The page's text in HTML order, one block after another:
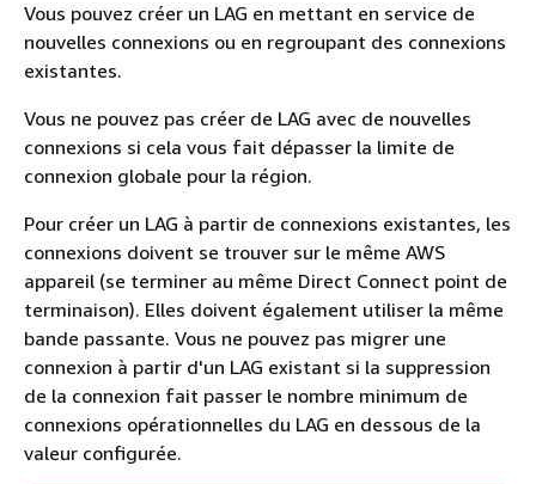
Vous pouvez créer un LAG en mettant en service de
nouvelles connexions ou en regroupant des connexions
existantes.
Vous ne pouvez pas créer de LAG avec de nouvelles
connexions si cela vous fait dépasser la limite de
connexion globale pour la région.
Pour créer un LAG à partir de connexions existantes, les
connexions doivent se trouver sur le même AWS
appareil (se terminer au même Direct Connect point de
terminaison). Elles doivent également utiliser la même
bande passante. Vous ne pouvez pas migrer une
connexion à partir d'un LAG existant si la suppression
de la connexion fait passer le nombre minimum de
connexions opérationnelles du LAG en dessous de la
valeur configurée.